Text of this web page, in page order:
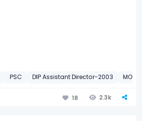
PSC DIP Assistant Director-2003
18 2.3k